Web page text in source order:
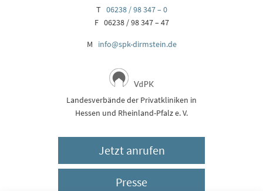
T 06238 / 98 347 – 0
F 06238 / 98 347 – 47
M info@spk-dirmstein.de
Landesverbände der Privatkliniken in
Hessen und Rheinland-Pfalz e. V.
Jetzt anrufen
Presse